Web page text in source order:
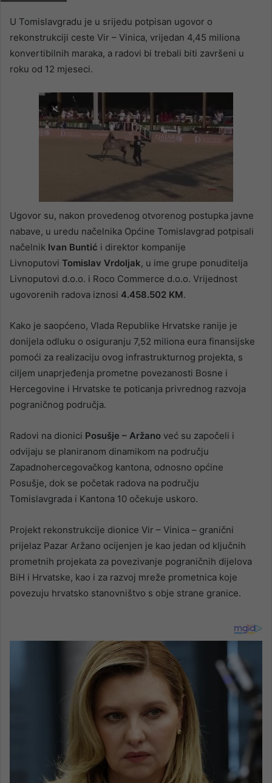
U Tomislavgradu je u srijedu potpisan ugovor o
rekonstrukciji ceste Vir – Vinica, vrijedan 4,45 miliona
konvertibilnih maraka, a radovi bi trebali biti završeni u
roku od 12 mjeseci.
Ugovor su, nakon provedenog otvorenog postupka javne
nabave, u uredu načelnika Općine Tomislavgrad potpisali
načelnik Ivan Buntić i direktor kompanije
Livnoputovi Tomislav Vrdoljak, u ime grupe ponuditelja
Livnoputovi d.o.o. i Roco Commerce d.o.o. Vrijednost
ugovorenih radova iznosi 4.458.502 KM.
Kako je saopćeno, Vlada Republike Hrvatske ranije je
donijela odluku o osiguranju 7,52 miliona eura finansijske
pomoći za realizaciju ovog infrastrukturnog projekta, s
ciljem unaprjeđenja prometne povezanosti Bosne i
Hercegovine i Hrvatske te poticanja privrednog razvoja
pograničnog područja.
Radovi na dionici Posušje – Aržano već su započeli i
odvijaju se planiranom dinamikom na području
Zapadnohercegovačkog kantona, odnosno općine
Posušje, dok se početak radova na području
Tomislavgrada i Kantona 10 očekuje uskoro.
Projekt rekonstrukcije dionice Vir – Vinica – granični
prijelaz Pazar Aržano ocijenjen je kao jedan od ključnih
prometnih projekata za povezivanje pograničnih dijelova
BiH i Hrvatske, kao i za razvoj mreže prometnica koje
povezuju hrvatsko stanovništvo s obje strane granice.